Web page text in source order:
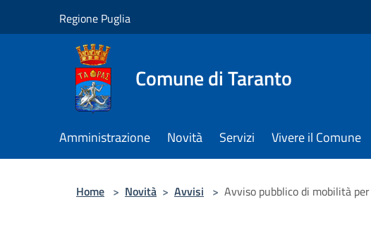
Regione Puglia
Comune di Taranto
Amministrazione Novità Servizi Vivere il Comune
Home > Novità > Avvisi > Avviso pubblico di mobilità